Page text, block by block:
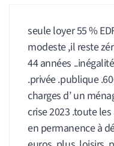
seule loyer 55 %
modeste ,il reste
44 années
.privée .publique
charges d’ un
crise 2023 .toute
en permanence à